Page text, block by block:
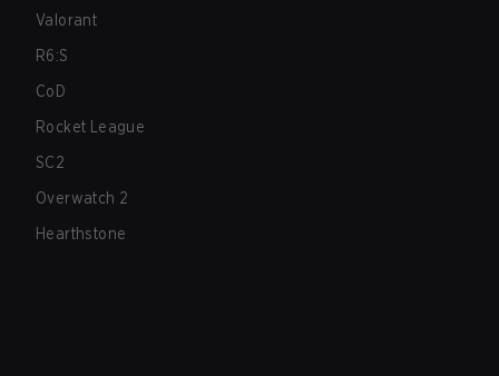
Valorant
R6:S
CoD
Rocket League
SC2
Overwatch 2
Hearthstone